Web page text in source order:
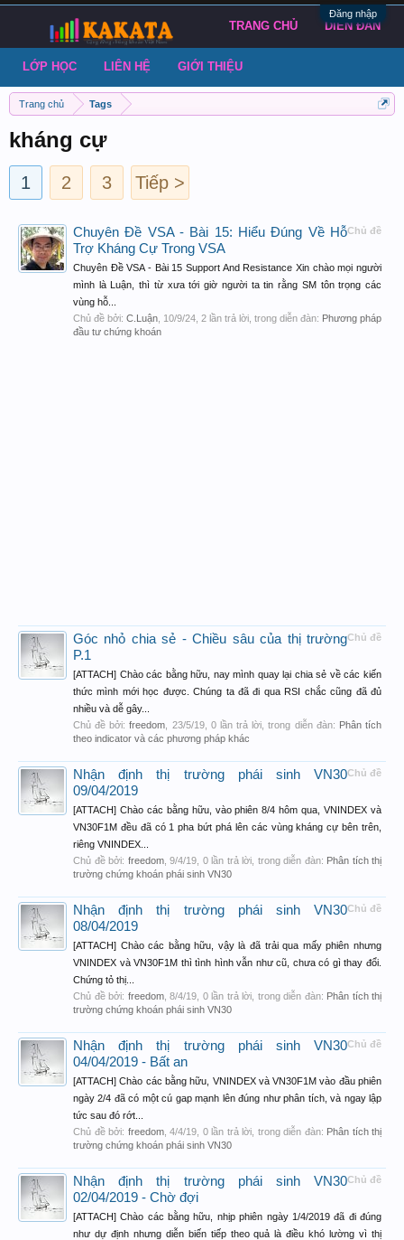
Đăng nhập
Trang chủ Tags
kháng cự
1 2 3 Tiếp >
Chủ đề
Chuyên Đề VSA - Bài 15: Hiểu Đúng Về Hỗ
Trợ Kháng Cự Trong VSA
Chuyên Đề VSA - Bài 15 Support And Resistance Xin chào mọi người
mình là Luận, thì từ xưa tới giờ người ta tin rằng SM tôn trọng các
vùng hỗ...
Chủ đề bởi: C.Luận 10/9/24 , 2 lần trả lời, trong diễn đàn: Phương pháp
đầu tư chứng khoán
Chủ đề
Góc nhỏ chia sẻ - Chiều sâu của thị trường
P.1
[ATTACH] Chào các bằng hữu, nay mình quay lại chia sẻ về các kiến
thức mình mới học được. Chúng ta đã đi qua RSI chắc cũng đã đủ
nhiều và dễ gây...
Chủ đề bởi:freedom 23/5/19, 0 lần trả lời, trong diễn đàn: Phân tích
theo indicator và các phương pháp khác
Chủ đề
Nhận định thị trường phái sinh VN30
09/04/2019
[ATTACH] Chào các bằng hữu, vào phiên 8/4 hôm qua, VNINDEX và
VN30F1M đều đã có 1 pha bứt phá lên các vùng kháng cự bên trên,
riêng VNINDEX...
Chủ đề bởi: freedom, 9/4/19 , 0 lần trả lời, trong diễn đàn: Phân tích thị
trường chứng khoán phái sinh VN30
Chủ đề
Nhận định thị trường phái sinh VN30
08/04/2019
[ATTACH] Chào các bằng hữu, vậy là đã trải qua mấy phiên nhưng
VNINDEX và VN30F1M thì tình hình vẫn như cũ, chưa có gì thay đổi.
Chứng tỏ thị...
Chủ đề bởi: freedom, 8/4/19 , 0 lần trả lời, trong diễn đàn: Phân tích thị
trường chứng khoán phái sinh VN30
Chủ đề
Nhận định thị trường phái sinh VN30
04/04/2019 - Bất an
[ATTACH] Chào các bằng hữu, VNINDEX và VN30F1M vào đầu phiên
ngày 2/4 đã có một cú gap mạnh lên đúng như phân tích, và ngay lập
tức sau đó rớt...
Chủ đề bởi: freedom, 4/4/19 , 0 lần trả lời, trong diễn đàn: Phân tích thị
trường chứng khoán phái sinh VN30
Chủ đề
Nhận định thị trường phái sinh VN30
02/04/2019 - Chờ đợi
[ATTACH] Chào các bằng hữu, nhịp phiên ngày 1/4/2019 đã đi đúng
như dự định nhưng diễn biến tiếp theo quả là điều khó lường vì thị
TRANG CHỦ DIỄN ĐÀN
LỚP HỌC LIÊN HỆ GIỚI THIỆU